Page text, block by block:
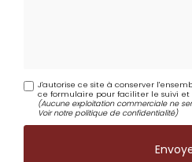
J'autorise ce site à conserver
ce formulaire pour faciliter le suivi
(Aucune exploitation commerciale ne
Voir notrepolitique de confidentialité)